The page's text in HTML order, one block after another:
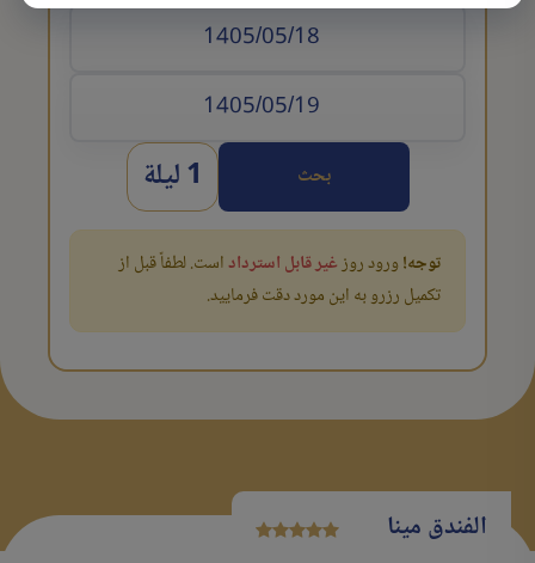
بحث 1 ليلة
توجه!ورود روزغیر قابل استرداداست. لطفاً قبل از
تکمیل رزرو به این مورد دقت فرمایید.
الفندق مینا